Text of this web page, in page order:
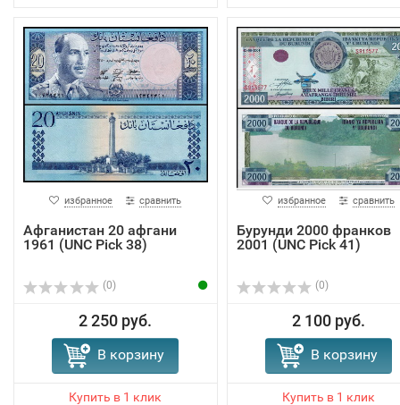
избранное сравнить
Афганистан 20 афгани
1961 (UNC Pick 38)
(0)
2 250 руб.
В корзину
избранное сравнить
Бурунди 2000 франков
2001 (UNC Pick 41)
(0)
2 100 руб.
В корзину